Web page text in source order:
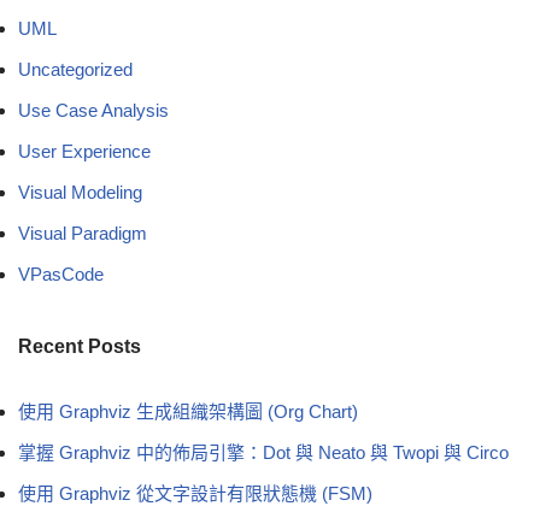
UML
Uncategorized
Use Case Analysis
User Experience
Visual Modeling
Visual Paradigm
VPasCode
Recent Posts
使用 Graphviz 生成組織架構圖 (Org Chart)
掌握 Graphviz 中的佈局引擎：Dot 與 Neato 與 Twopi 與 Circo
使用 Graphviz 從文字設計有限狀態機 (FSM)